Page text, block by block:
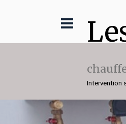
Intervention